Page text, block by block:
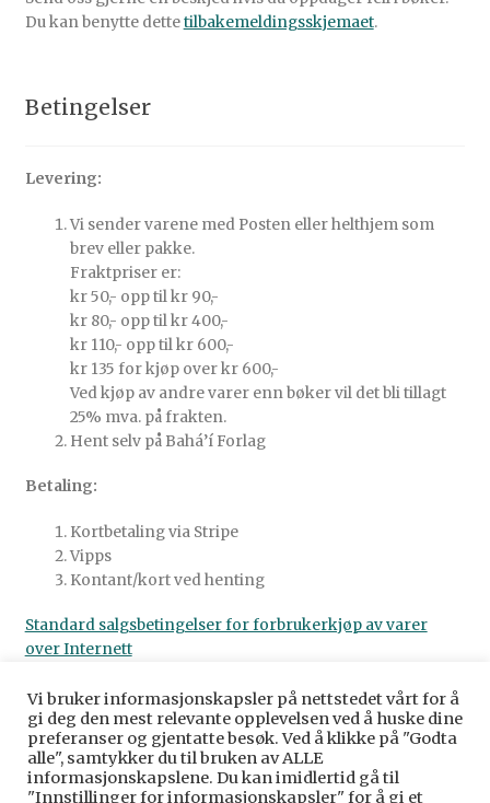
Du kan benytte dettetilbakemeldingsskjemaet.
Betingelser
Levering:
Vi sender varene med Posten eller helthjem som
brev eller pakke.
Fraktpriser er:
kr 50,- opp til kr 90,-
kr 80,- opp til kr 400,-
kr 110,- opp til kr 600,-
kr 135 for kjøp over kr 600,-
Ved kjøp av andre varer enn bøker vil det bli tillagt
25% mva. på frakten.
Hent selv på Bahá’í Forlag
Betaling:
Kortbetaling via Stripe
Vipps
Kontant/kort ved henting
Standard salgsbetingelser for forbrukerkjøp av varer
over Internett
© Baha’i Forlag Norge 2026
Personvernerklæring
Bygget med WooCommerce.
Vi bruker informasjonskapsler på nettstedet vårt for å
gi deg den mest relevante opplevelsen ved å huske dine
preferanser og gjentatte besøk. Ved å klikke på "Godta
alle", samtykker du til bruken av ALLE
informasjonskapslene. Du kan imidlertid gå til
"Innstillinger for informasjonskapsler" for å gi et